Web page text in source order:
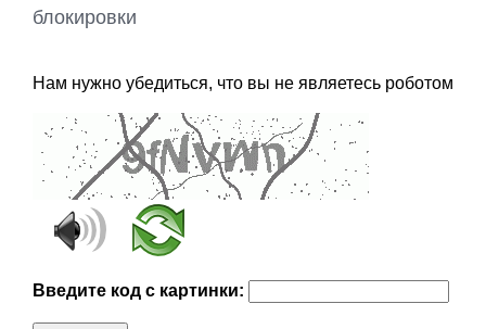
блокировки
Нам нужно убедиться, что вы не являетесь роботом
Введите код с картинки: